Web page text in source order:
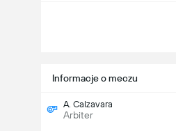
Informacje o meczu
A. Calzavara
Arbiter